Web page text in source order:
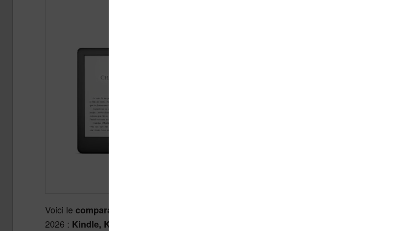
Voici le comparatif des liseuses électroniques de livres numériques (ebooks)
2026 : Kindle, Kobo, Vivlio, Boox, Pocketbook, reMarkable, Bigme,